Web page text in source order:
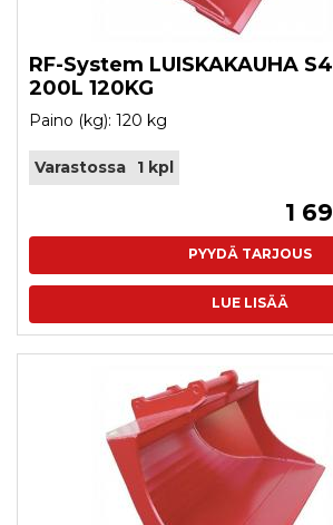
RF-System LUISKAKAUHA
200L 120KG
Paino (kg): 120 kg
Varastossa 1 kpl
1
PYYDÄ TARJOUS
LUE LISÄÄ